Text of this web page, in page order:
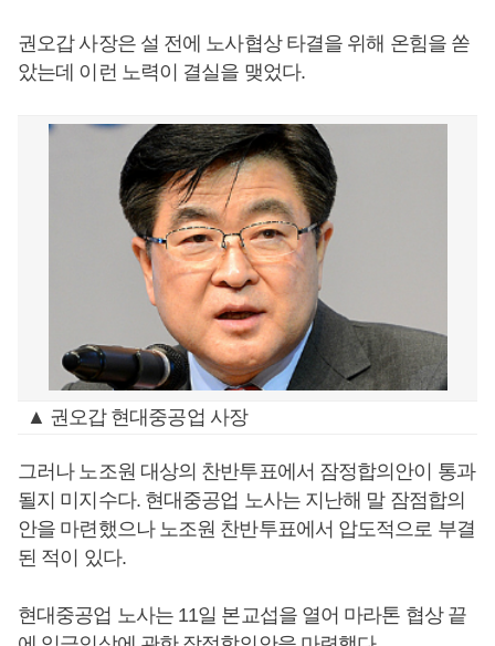
권오갑 사장은 설 전에 노사협상 타결을 위해 온힘을 쏟
았는데 이런 노력이 결실을 맺었다.
▲ 권오갑 현대중공업 사장
그러나 노조원 대상의 찬반투표에서 잠정합의안이 통과
될지 미지수다. 현대중공업 노사는 지난해 말 잠점합의
안을 마련했으나 노조원 찬반투표에서 압도적으로 부결
된 적이 있다.
현대중공업 노사는 11일 본교섭을 열어 마라톤 협상 끝